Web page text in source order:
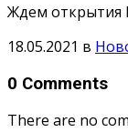
Ждем открытия
18.05.2021 в
0 Comments
There are no